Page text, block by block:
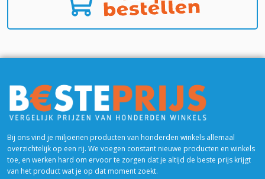
Bij ons vind je miljoenen producten van honderden winkels allemaal
overzichtelijk op een rij. We voegen constant nieuwe producten en winkels
toe, en werken hard om ervoor te zorgen dat je altijd de beste prijs krijgt
van het product wat je op dat moment zoekt.